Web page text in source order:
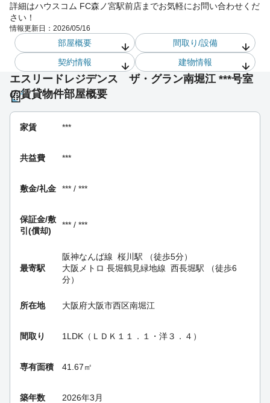
詳細はハウスコム FC森ノ宮駅前店までお気軽にお問い合わせくだ
さい！
情報更新日： 2026/05/16
部屋概要
間取り/設備
契約情報
建物情報
エスリードレジデンス ザ・グラン南堀江 ***号室
の賃貸物件部屋概要
家賃 ***
共益費 ***
敷金/礼金 *** / ***
保証金/敷
引(償却)
*** / ***
最寄駅
阪神なんば線 桜川駅 （徒歩5分）
大阪メトロ 長堀鶴見緑地線 西長堀駅 （徒歩6
分）
所在地 大阪府大阪市西区南堀江
間取り 1LDK（ＬＤＫ１１．１・洋３．４）
専有面積 41.67㎡
築年数 2026年3月